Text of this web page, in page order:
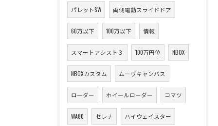
パレットSW 両側電動スライドドア
60万以下 100万以下 情報
スマートアシスト３ 100万円位 NBOX
NBOXカスタム ムーヴキャンバス
ローダー ホイールローダー コマツ
WA80 セレナ ハイウェイスター